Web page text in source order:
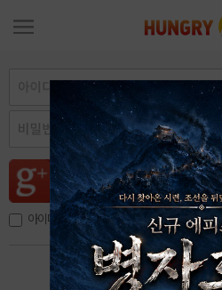
아이디, 이메일 저장
아이디 / 비밀번호 찾기